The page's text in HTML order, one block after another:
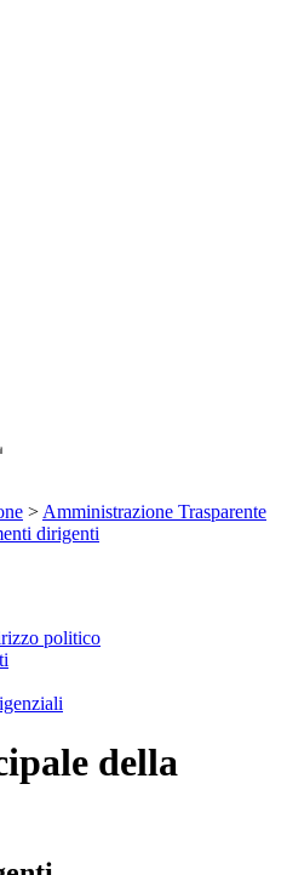
> Amministrazione Trasparente
dirigenti
politico
della